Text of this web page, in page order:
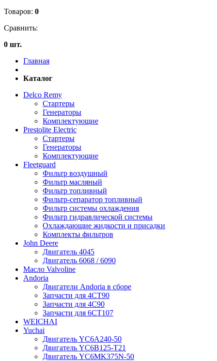
Товаров: 0
Сравнить:
0 шт.
Главная
Каталог
Delco Remy
Стартеры
Генераторы
Комплектующие
Prestolite Electric
Стартеры
Генераторы
Комплектующие
Fleetguard
Фильтр воздушный
Фильтр масляный
Фильтр топливный
Фильтр-сепаратор топливный
Фильтр системы охлаждения
Фильтр гидравлической системы
Охлаждающие жидкости и присадки
Комплекты фильтров
John Deere
Двигатель 4045
Двигатель 6068 / 6090
Масло Valvoline
Andoria
Двигатели Andoria в сборе
Запчасти для 4CT90
Запчасти для 4С90
Запчасти для 6CT107
WEICHAI
Yuchai
Двигатель YC6A240-50
Двигатель YC6B125-T21
Двигатель YC6MK375N-50